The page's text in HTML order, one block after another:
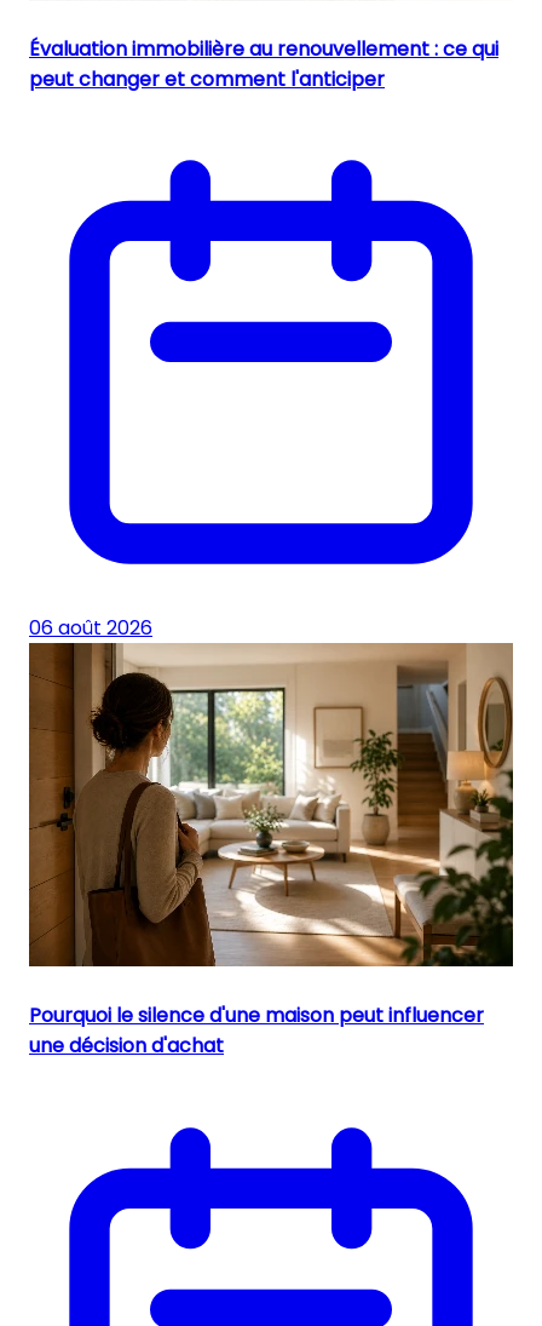
Évaluation immobilière au renouvellement : ce qui
peut changer et comment l'anticiper
06 août 2026
Pourquoi le silence d'une maison peut influencer
une décision d'achat